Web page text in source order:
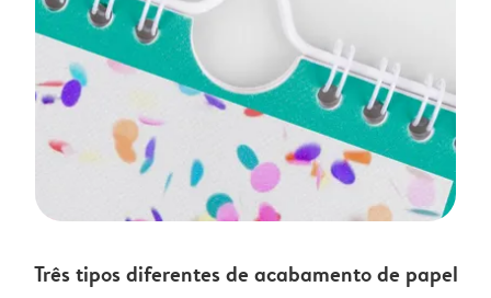
Três tipos diferentes de acabamento de papel